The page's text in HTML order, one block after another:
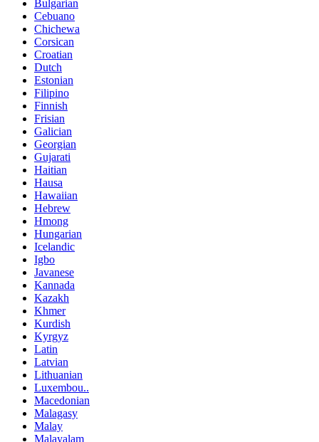
Bulgarian
Cebuano
Chichewa
Corsican
Croatian
Dutch
Estonian
Filipino
Finnish
Frisian
Galician
Georgian
Gujarati
Haitian
Hausa
Hawaiian
Hebrew
Hmong
Hungarian
Icelandic
Igbo
Javanese
Kannada
Kazakh
Khmer
Kurdish
Kyrgyz
Latin
Latvian
Lithuanian
Luxembou..
Macedonian
Malagasy
Malay
Malayalam